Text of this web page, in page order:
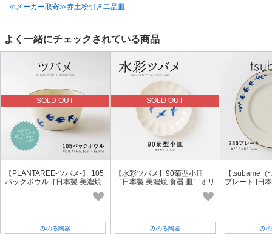
≪メーカー取寄≫赤土粉引き二品皿
よく一緒にチェックされている商品
SOLD OUT
【PLANTAREE-ツバメ-】 105
パックボウル［日本製 美濃焼
みのる陶器
SOLD OUT
【水彩ツバメ】90菊型小皿
［日本製 美濃焼 食器 皿］オリ
みのる陶器
【tsubame
プレート [日
み